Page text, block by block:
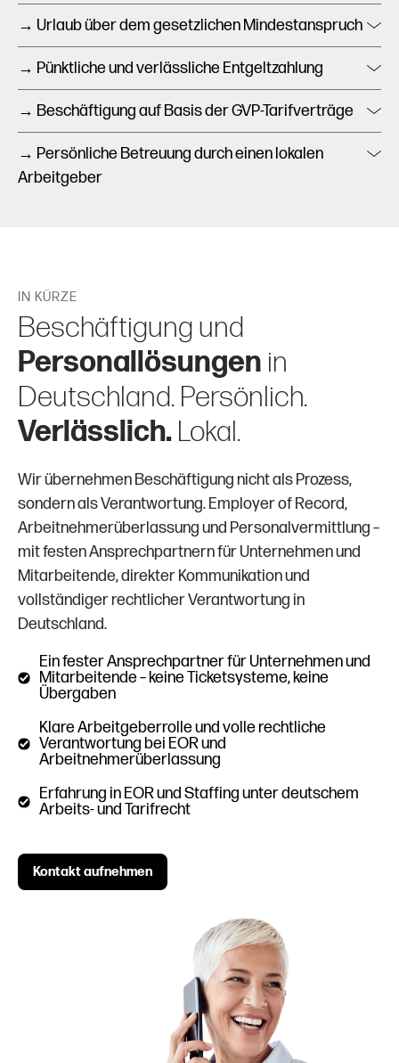
Arbeitszeiten und Vergütung sind klar geregelt und
entsprechen den gesetzlichen sowie tariflichen
Vorgaben. Das schafft Transparenz, Planbarkeit und
Rechtssicherheit für Unternehmen und
Mitarbeitende.
→ Urlaub über dem gesetzlichen Mindestanspruch
Der Urlaubsanspruch liegt über dem gesetzlichen
Mindestniveau und richtet sich nach den jeweils
geltenden tariflichen Regelungen. Dies bietet
zusätzliche Sicherheit und faire Arbeitsbedingungen.
→ Pünktliche und verlässliche Entgeltzahlung
Die Vergütung erfolgt pünktlich und verlässlich, in der
Regel vor Fälligkeit. So stellen wir finanzielle
Sicherheit und Vertrauen für Mitarbeitende sicher.
→ Beschäftigung auf Basis der GVP-Tarifverträge
Die Arbeitnehmerüberlassung erfolgt auf Grundlage
der geltenden GVP-Tarifverträge. Dies gewährleistet
einheitliche Standards, rechtliche Klarheit und
→ Persönliche Betreuung durch einen lokalen
Arbeitgeber
IN KÜRZE
Beschäftigung und
Personallösungen in
Deutschland. Persönlich.
Verlässlich.Lokal.
Wir übernehmen Beschäftigung nicht als Prozess,
sondern als Verantwortung. Employer of Record,
Arbeitnehmerüberlassung und Personalvermittlung –
mit festen Ansprechpartnern für Unternehmen und
Mitarbeitende, direkter Kommunikation und
vollständiger rechtlicher Verantwortung in
Deutschland.
Ein fester Ansprechpartner für Unternehmen und
Mitarbeitende – keine Ticketsysteme, keine
Übergaben
Klare Arbeitgeberrolle und volle rechtliche
Verantwortung bei EOR und
Arbeitnehmerüberlassung
Erfahrung in EOR und Staffing unter deutschem
Arbeits- und Tarifrecht
Kontakt aufnehmen